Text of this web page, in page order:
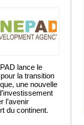
lance le
la transition
une nouvelle
l’avenir
du continent.